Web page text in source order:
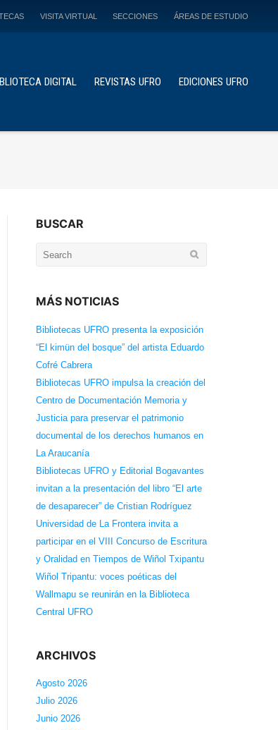
VISITA VIRTUAL SECCIONES ÁREAS DE ESTUDIO
DIGITAL REVISTAS UFRO EDICIONES UFRO
BUSCAR
Search
MÁS NOTICIAS
Bibliotecas UFRO presenta la exposición
“El kimün del bosque” del artista Eduardo
Cofré Cabrera
Bibliotecas UFRO impulsa la creación del
Centro de Documentación Memoria y
Justicia para preservar el patrimonio
documental de los derechos humanos en
La Araucanía
Bibliotecas UFRO y Editorial Bogavantes
invitan a la presentación del libro “El arte
de desaparecer” de Cristian Rodríguez
Universidad de La Frontera invita a
participar en el VIII Concurso de Escritura
y Oralidad en Tiempos de Wiñol Txipantu
Wiñol Tripantu: voces poéticas del
Wallmapu se reunirán en la Biblioteca
Central UFRO
ARCHIVOS
Agosto 2026
Julio 2026
Junio 2026